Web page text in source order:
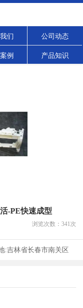
们 公司动态
例 产品知识
-PE快速成型
浏览次数： 341次
:吉林省长春市南关区